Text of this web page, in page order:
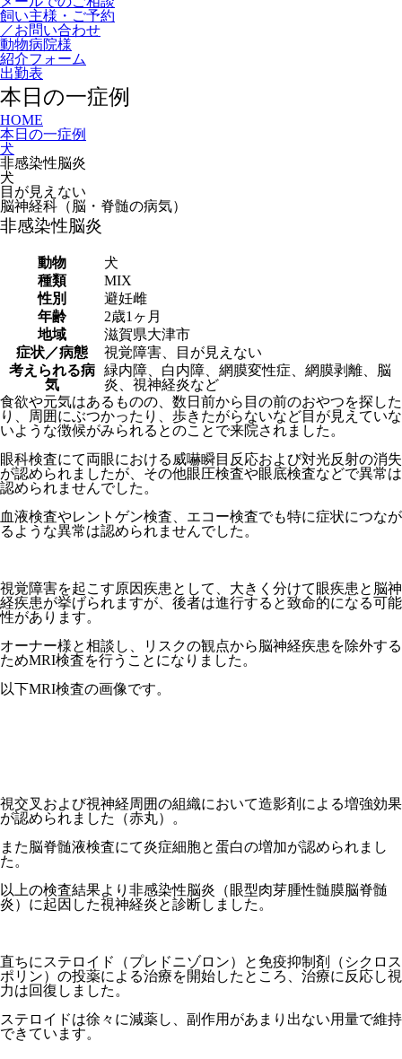
飼い主様・ご予約
／お問い合わせ
動物病院様
紹介フォーム
出勤表
本日の一症例
HOME
本日の一症例
犬
非感染性脳炎
犬
目が見えない
脳神経科（脳・脊髄の病気）
非感染性脳炎
動物
犬
種類
MIX
性別
避妊雌
年齢
2歳1ヶ月
地域
滋賀県大津市
症状／病態
視覚障害、目が見えない
考えられる病
気
緑内障、白内障、網膜変性症、網膜剥離、脳
炎、視神経炎など
食欲や元気はあるものの、数日前から目の前のおやつを探した
り、周囲にぶつかったり、歩きたがらないなど目が見えていな
いような徴候がみられるとのことで来院されました。
眼科検査にて両眼における威嚇瞬目反応および対光反射の消失
が認められましたが、その他眼圧検査や眼底検査などで異常は
認められませんでした。
血液検査やレントゲン検査、エコー検査でも特に症状につなが
るような異常は認められませんでした。
視覚障害を起こす原因疾患として、大きく分けて眼疾患と脳神
経疾患が挙げられますが、後者は進行すると致命的になる可能
性があります。
オーナー様と相談し、リスクの観点から脳神経疾患を除外する
ためMRI検査を行うことになりました。
以下MRI検査の画像です。
視交叉および視神経周囲の組織において造影剤による増強効果
が認められました（赤丸）。
また脳脊髄液検査にて炎症細胞と蛋白の増加が認められまし
た。
以上の検査結果より非感染性脳炎（眼型肉芽腫性髄膜脳脊髄
炎）に起因した視神経炎と診断しました。
直ちにステロイド（プレドニゾロン）と免疫抑制剤（シクロス
ポリン）の投薬による治療を開始したところ、治療に反応し視
力は回復しました。
ステロイドは徐々に減薬し、副作用があまり出ない用量で維持
できています。